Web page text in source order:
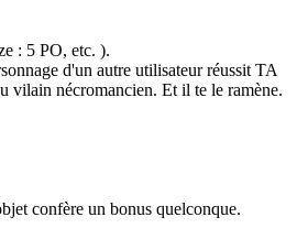
: 5 PO, etc. ).
d'un autre utilisateur réussit TA
vilain nécromancien. Et il te le ramène.
confère un bonus quelconque.